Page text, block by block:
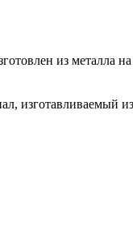
из металла
изготавливаемый